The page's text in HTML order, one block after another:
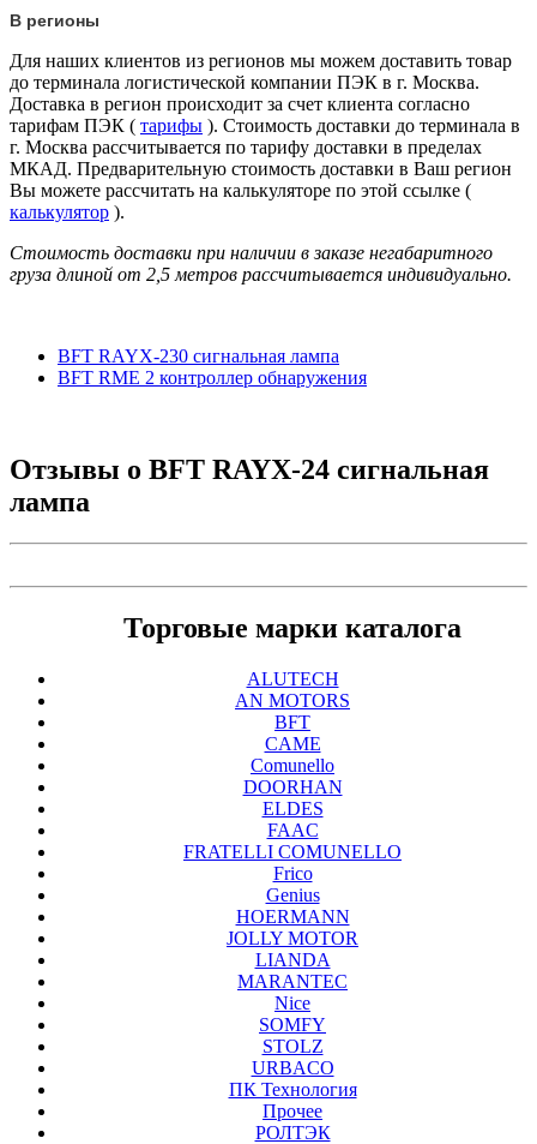
В регионы
Для наших клиентов из регионов мы можем доставить товар
до терминала логистической компании ПЭК в г. Москва.
Доставка в регион происходит за счет клиента согласно
тарифам ПЭК ( тарифы ). Стоимость доставки до терминала в
г. Москва рассчитывается по тарифу доставки в пределах
МКАД. Предварительную стоимость доставки в Ваш регион
Вы можете рассчитать на калькуляторе по этой ссылке (
калькулятор ).
Стоимость доставки при наличии в заказе негабаритного
груза длиной от 2,5 метров рассчитывается индивидуально.
BFT RAYX-230 сигнальная лампа
BFT RME 2 контроллер обнаружения
Отзывы о BFT RAYX-24 сигнальная
лампа
Торговые марки каталога
ALUTECH
AN MOTORS
BFT
CAME
Comunello
DOORHAN
ELDES
FAAC
FRATELLI COMUNELLO
Frico
Genius
HOERMANN
JOLLY MOTOR
LIANDA
MARANTEC
Nice
SOMFY
STOLZ
URBACO
ПК Технология
Прочее
РОЛТЭК